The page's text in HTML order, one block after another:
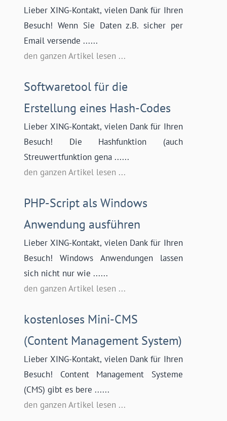
Lieber XING-Kontakt, vielen Dank für Ihren
Besuch! Wenn Sie Daten z.B. sicher per
Email versende ......
den ganzen Artikel lesen ...
Softwaretool für die
Erstellung eines Hash-Codes
Lieber XING-Kontakt, vielen Dank für Ihren
Besuch! Die Hashfunktion (auch
Streuwertfunktion gena ......
den ganzen Artikel lesen ...
PHP-Script als Windows
Anwendung ausführen
Lieber XING-Kontakt, vielen Dank für Ihren
Besuch! Windows Anwendungen lassen
sich nicht nur wie ......
den ganzen Artikel lesen ...
kostenloses Mini-CMS
(Content Management System)
Lieber XING-Kontakt, vielen Dank für Ihren
Besuch! Content Management Systeme
(CMS) gibt es bere ......
den ganzen Artikel lesen ...